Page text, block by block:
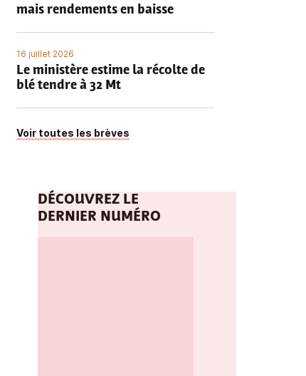
mais rendements en baisse
16 juillet 2026
Le ministère estime la récolte de
blé tendre à 32 Mt
Voir toutes les brèves
DÉCOUVREZ LE
DERNIER NUMÉRO